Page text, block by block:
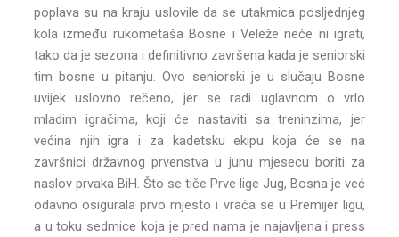
poplava su na kraju uslovile da se utakmica posljednjeg
kola između rukometaša Bosne i Veleže neće ni igrati,
tako da je sezona i definitivno završena kada je seniorski
tim bosne u pitanju. Ovo seniorski je u slučaju Bosne
uvijek uslovno rečeno, jer se radi uglavnom o vrlo
mladim igračima, koji će nastaviti sa treninzima, jer
većina njih igra i za kadetsku ekipu koja će se na
završnici državnog prvenstva u junu mjesecu boriti za
naslov prvaka BiH. Što se tiče Prve lige Jug, Bosna je već
odavno osigurala prvo mjesto i vraća se u Premijer ligu,
a u toku sedmice koja je pred nama je najavljena i press